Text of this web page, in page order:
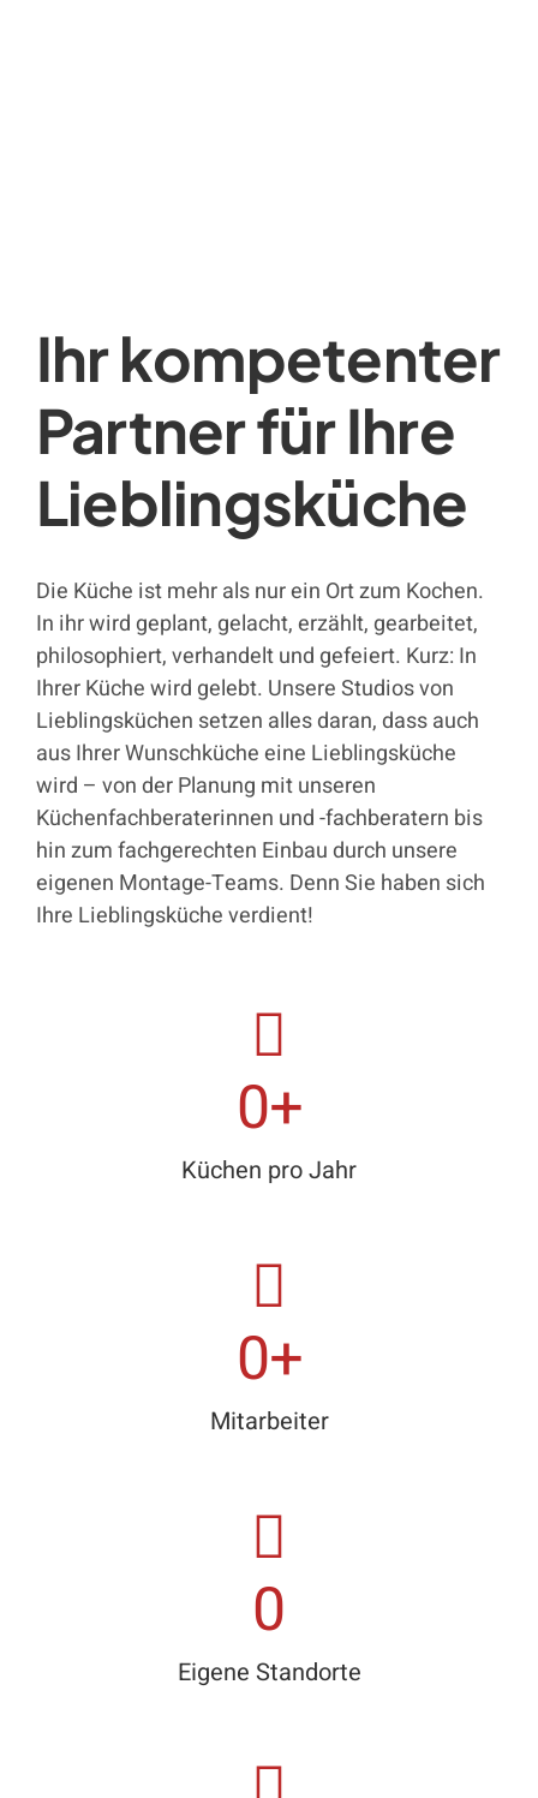
Ihr kompetenter
Partner für Ihre
Lieblingsküche
Die Küche ist mehr als nur ein Ort zum Kochen.
In ihr wird geplant, gelacht, erzählt, gearbeitet,
philosophiert, verhandelt und gefeiert. Kurz: In
Ihrer Küche wird gelebt. Unsere Studios von
Lieblingsküchen setzen alles daran, dass auch
aus Ihrer Wunschküche eine Lieblingsküche
wird – von der Planung mit unseren
Küchenfachberaterinnen und -fachberatern bis
hin zum fachgerechten Einbau durch unsere
eigenen Montage-Teams. Denn Sie haben sich
Ihre Lieblingsküche verdient!
0+
Küchen pro Jahr
0+
Mitarbeiter
0
Eigene Standorte